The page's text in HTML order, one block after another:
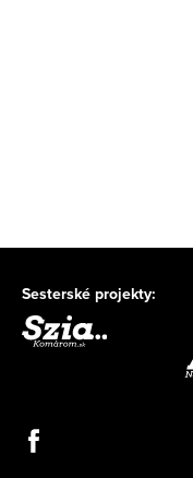
Sesterské projekty: